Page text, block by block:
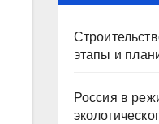
этапы и
Россия в